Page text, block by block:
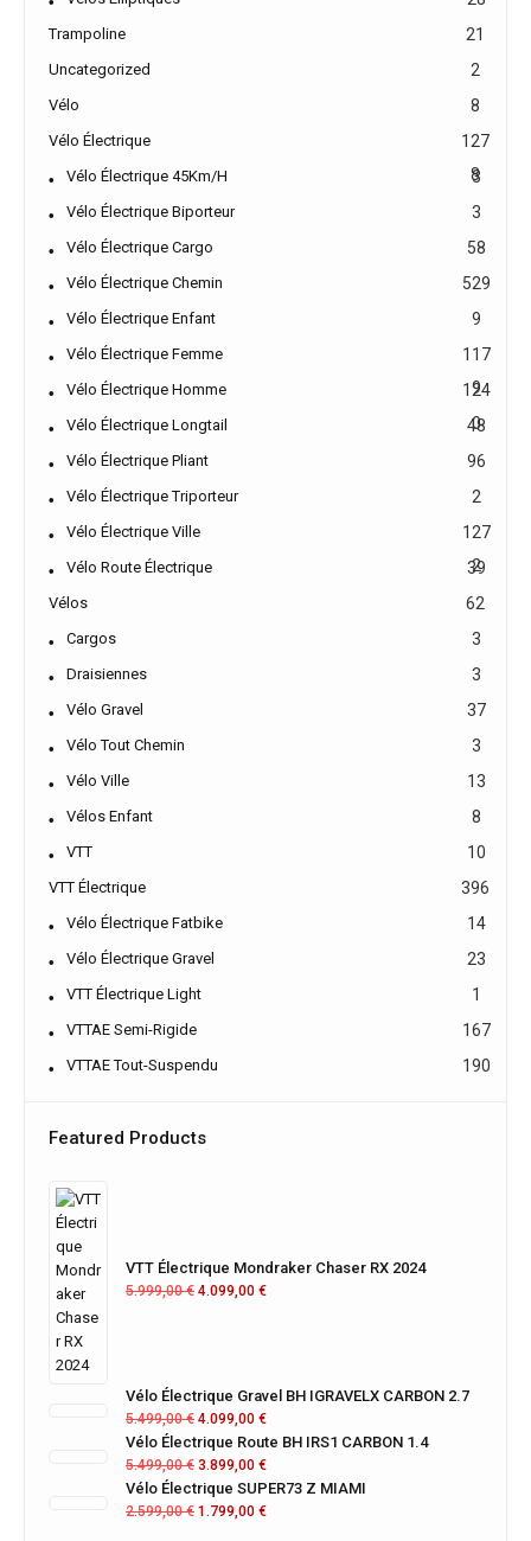
Trampoline 21
Uncategorized 2
Vélo 8
Vélo Électrique
127
8
Vélo Électrique 45Km/h 3
Vélo Électrique Biporteur 3
Vélo Électrique Cargo 58
Vélo Électrique Chemin 529
Vélo Électrique Enfant 9
Vélo Électrique Femme
117
9
Vélo Électrique Homme
124
0
Vélo Électrique Longtail 48
Vélo Électrique Pliant 96
Vélo Électrique Triporteur 2
Vélo Électrique Ville
127
2
Vélo Route Électrique 39
Vélos 62
Cargos 3
Draisiennes 3
Vélo Gravel 37
Vélo Tout Chemin 3
Vélo Ville 13
Vélos Enfant 8
VTT 10
VTT Électrique 396
Vélo Électrique Fatbike 14
Vélo Électrique Gravel 23
VTT Électrique Light 1
VTTAE Semi-Rigide 167
VTTAE Tout-Suspendu 190
Featured Products
VTT Électrique Mondraker Chaser RX 2024
5.999,00€ 4.099,00 €
Vélo Électrique Gravel BH IGRAVELX CARBON 2.7
5.499,00€ 4.099,00 €
Vélo Électrique Route BH IRS1 CARBON 1.4
5.499,00€ 3.899,00 €
Vélo Électrique SUPER73 Z MIAMI
2.599,00€ 1.799,00 €